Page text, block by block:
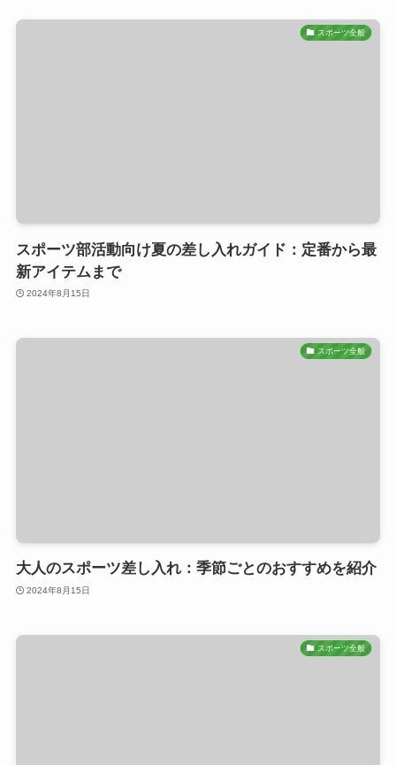
スポーツ全般
スポーツ部活動向け夏の差し入れガイド：定番から最
新アイテムまで
2024年8月15日
スポーツ全般
大人のスポーツ差し入れ：季節ごとのおすすめを紹介
2024年8月15日
スポーツ全般